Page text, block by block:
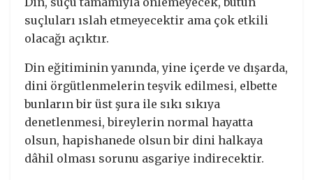
suçluları ıslah etmeyecektir ama çok etkili
olacağı açıktır.
Din eğitiminin yanında, yine içerde ve dışarda,
dini örgütlenmelerin teşvik edilmesi, elbette
bunların bir üst şura ile sıkı sıkıya
denetlenmesi, bireylerin normal hayatta
olsun, hapishanede olsun bir dini halkaya
dâhil olması sorunu asgariye indirecektir.